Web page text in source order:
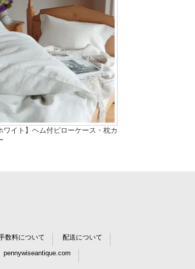
ワイト】ヘム付ピローケース・枕カ
数料について 配送について
pennywiseantique.com